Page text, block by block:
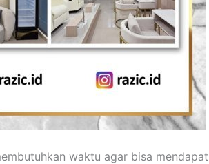
waktu agar bisa